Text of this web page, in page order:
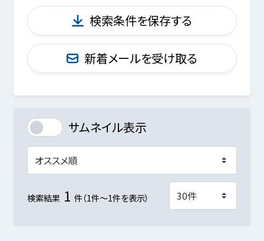
検索条件を保存する
新着メールを受け取る
サムネイル表示
検索結果 1 件（1件～1件を表示）